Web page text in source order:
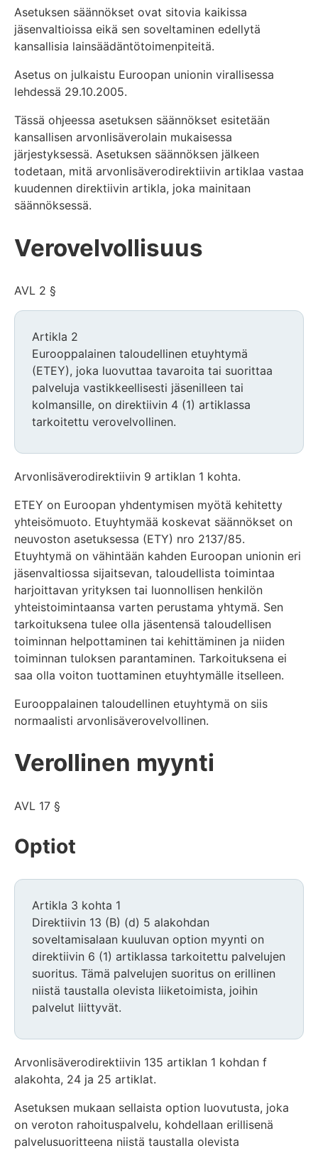
Asetuksen säännökset ovat sitovia kaikissa
jäsenvaltioissa eikä sen soveltaminen edellytä
kansallisia lainsäädäntötoimenpiteitä.
Asetus on julkaistu Euroopan unionin virallisessa
lehdessä 29.10.2005.
Tässä ohjeessa asetuksen säännökset esitetään
kansallisen arvonlisäverolain mukaisessa
järjestyksessä. Asetuksen säännöksen jälkeen
todetaan, mitä arvonlisäverodirektiivin artiklaa vastaa
kuudennen direktiivin artikla, joka mainitaan
säännöksessä.
Verovelvollisuus
AVL 2 §
Artikla 2
Eurooppalainen taloudellinen etuyhtymä
(ETEY), joka luovuttaa tavaroita tai suorittaa
palveluja vastikkeellisesti jäsenilleen tai
kolmansille, on direktiivin 4 (1) artiklassa
tarkoitettu verovelvollinen.
Arvonlisäverodirektiivin 9 artiklan 1 kohta.
ETEY on Euroopan yhdentymisen myötä kehitetty
yhteisömuoto. Etuyhtymää koskevat säännökset on
neuvoston asetuksessa (ETY) nro 2137/85.
Etuyhtymä on vähintään kahden Euroopan unionin eri
jäsenvaltiossa sijaitsevan, taloudellista toimintaa
harjoittavan yrityksen tai luonnollisen henkilön
yhteistoimintaansa varten perustama yhtymä. Sen
tarkoituksena tulee olla jäsentensä taloudellisen
toiminnan helpottaminen tai kehittäminen ja niiden
toiminnan tuloksen parantaminen. Tarkoituksena ei
saa olla voiton tuottaminen etuyhtymälle itselleen.
Eurooppalainen taloudellinen etuyhtymä on siis
normaalisti arvonlisäverovelvollinen.
Verollinen myynti
AVL 17 §
Optiot
Artikla 3 kohta 1
Direktiivin 13 (B) (d) 5 alakohdan
soveltamisalaan kuuluvan option myynti on
direktiivin 6 (1) artiklassa tarkoitettu palvelujen
suoritus. Tämä palvelujen suoritus on erillinen
niistä taustalla olevista liiketoimista, joihin
palvelut liittyvät.
Arvonlisäverodirektiivin 135 artiklan 1 kohdan f
alakohta, 24 ja 25 artiklat.
Asetuksen mukaan sellaista option luovutusta, joka
on veroton rahoituspalvelu, kohdellaan erillisenä
palvelusuoritteena niistä taustalla olevista